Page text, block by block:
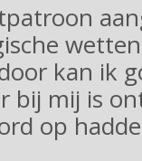
kan ik
bij mij is
op